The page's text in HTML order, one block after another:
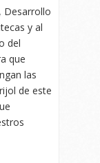
Desarrollo
y al
del
que
las
de este